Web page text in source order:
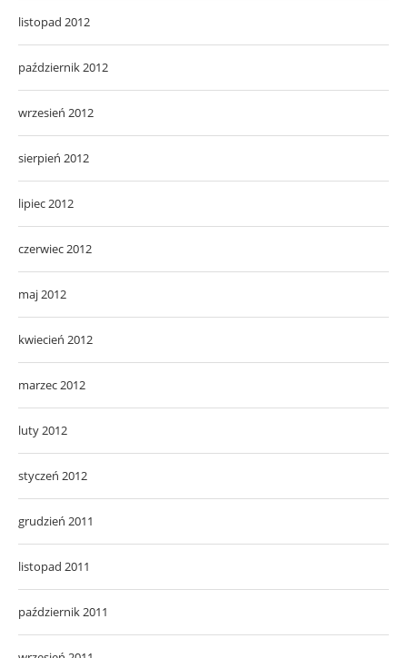
listopad 2012
październik 2012
wrzesień 2012
sierpień 2012
lipiec 2012
czerwiec 2012
maj 2012
kwiecień 2012
marzec 2012
luty 2012
styczeń 2012
grudzień 2011
listopad 2011
październik 2011